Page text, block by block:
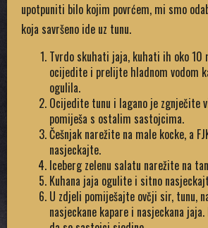
upotpuniti bilo kojim povrćem, mi smo
koja savršeno ide uz tunu.
Tvrdo skuhati jaja, kuhati ih oko 10
ocijedite i prelijte hladnom vodom
ogulila.
Ocijedite tunu i lagano je zgnječite
pomiješa s ostalim sastojcima.
Češnjak narežite na male kocke, a
nasjeckajte.
Iceberg zelenu salatu narežite na
Kuhana jaja ogulite i sitno
U zdjeli pomiješajte ovčji sir, tunu,
nasjeckane kapare i nasjeckana